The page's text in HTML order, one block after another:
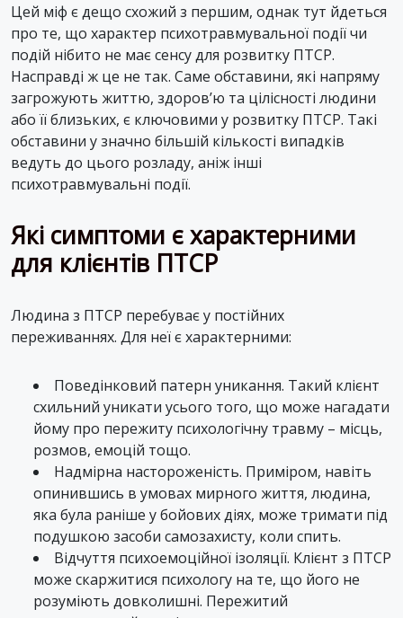
Цей міф є дещо схожий з першим, однак тут йдеться
про те, що характер психотравмувальної події чи
подій нібито не має сенсу для розвитку ПТСР.
Насправді ж це не так. Саме обставини, які напряму
загрожують життю, здоров’ю та цілісності людини
або її близьких, є ключовими у розвитку ПТСР. Такі
обставини у значно більшій кількості випадків
ведуть до цього розладу, аніж інші
психотравмувальні події.
Які симптоми є характерними
для клієнтів ПТСР
Людина з ПТСР перебуває у постійних
переживаннях. Для неї є характерними:
Поведінковий патерн уникання. Такий клієнт
схильний уникати усього того, що може нагадати
йому про пережиту психологічну травму – місць,
розмов, емоцій тощо.
Надмірна настороженість. Приміром, навіть
опинившись в умовах мирного життя, людина,
яка була раніше у бойових діях, може тримати під
подушкою засоби самозахисту, коли спить.
Відчуття психоемоційної ізоляції. Клієнт з ПТСР
може скаржитися психологу на те, що його не
розуміють довколишні. Пережитий